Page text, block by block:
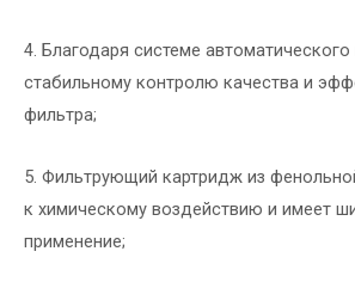
4. Благодаря системе
стабильному контролю качества и
фильтра;
5. Фильтрующий картридж из
к химическому воздействию и имеет
применение;